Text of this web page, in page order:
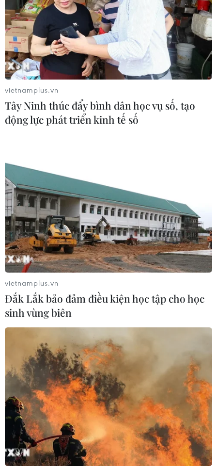
lớn trên sông ở Trung Bộ
28/10/2020 12:44
Theo Trung tâm Dự báo Khí tượng Thủy văn Quốc gia,
chiều 28/10, sau khi đi vào đất liền các tỉnh, thành phố
từ Đà Nẵng đến Phú Yên, bão số 9 đã suy yếu thành áp
thấp nhiệt đới.
vietnamplus.vn
Tây Ninh thúc đẩy bình dân học vụ số, tạo
động lực phát triển kinh tế số
vietnamplus.vn
Đắk Lắk bảo đảm điều kiện học tập cho học
sinh vùng biên